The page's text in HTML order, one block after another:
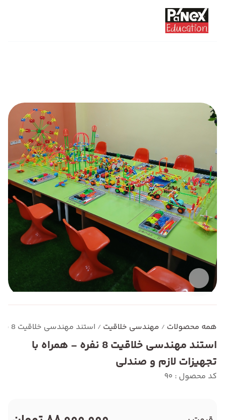
همه محصولات / مهندسی خلاقیت / استند مهندسی خلاقیت 8 نفره - همراه با تجهیزات لازم و صندلی
استند مهندسی خلاقیت 8 نفره - همراه با
تجهیزات لازم و صندلی
کد محصول : 90